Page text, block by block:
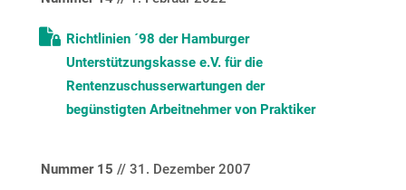
Richtlinien ´98 der Hamburger
Unterstützungskasse e.V. für die
Rentenzuschusserwartungen der
begünstigten Arbeitnehmer von Praktiker
Nummer 15 // 31. Dezember 2007